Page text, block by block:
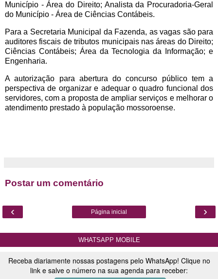
Município - Área do Direito; Analista da Procuradoria-Geral
do Município - Área de Ciências Contábeis.
Para a Secretaria Municipal da Fazenda, as vagas são para
auditores fiscais de tributos municipais nas áreas do Direito;
Ciências Contábeis; Área da Tecnologia da Informação; e
Engenharia.
A autorização para abertura do concurso público tem a
perspectiva de organizar e adequar o quadro funcional dos
servidores, com a proposta de ampliar serviços e melhorar o
atendimento prestado à população mossoroense.
Postar um comentário
‹ ›
Página inicial
WHATSAPP MOBILE
Receba diariamente nossas postagens pelo WhatsApp! Clique no
link e salve o número na sua agenda para receber: